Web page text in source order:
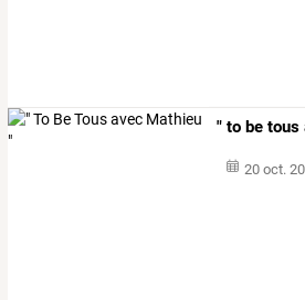
" to be tous
20 oct.